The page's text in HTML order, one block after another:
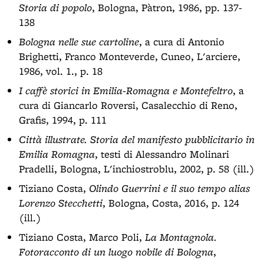
Storia di popolo, Bologna, Pàtron, 1986, pp. 137-
138
Bologna nelle sue cartoline, a cura di Antonio
Brighetti, Franco Monteverde, Cuneo, L'arciere,
1986, vol. 1., p. 18
I caffè storici in Emilia-Romagna e Montefeltro, a
cura di Giancarlo Roversi, Casalecchio di Reno,
Grafis, 1994, p. 111
Città illustrate. Storia del manifesto pubblicitario in
Emilia Romagna, testi di Alessandro Molinari
Pradelli, Bologna, L'inchiostroblu, 2002, p. 58 (ill.)
Tiziano Costa, Olindo Guerrini e il suo tempo alias
Lorenzo Stecchetti, Bologna, Costa, 2016, p. 124
(ill.)
Tiziano Costa, Marco Poli, La Montagnola.
Fotoracconto di un luogo nobile di Bologna,